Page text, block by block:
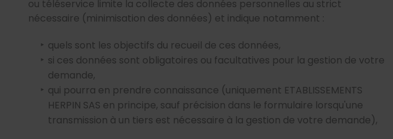
ou téléservice limite la collecte des données personnelles au strict
nécessaire (minimisation des données) et indique notamment :
quels sont les objectifs du recueil de ces données,
si ces données sont obligatoires ou facultatives pour la gestion de votre
demande,
qui pourra en prendre connaissance (uniquement ETABLISSEMENTS
HERPIN SAS en principe, sauf précision dans le formulaire lorsqu'une
transmission à un tiers est nécessaire à la gestion de votre demande),